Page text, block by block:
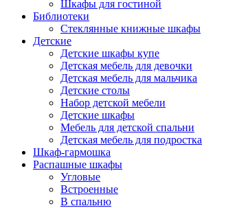
Шкафы для гостиной
Библиотеки
Стеклянные книжные шкафы
Детские
Детские шкафы купе
Детская мебель для девочки
Детская мебель для мальчика
Детские столы
Набор детской мебели
Детские шкафы
Мебель для детской спальни
Детская мебель для подростка
Шкаф-гармошка
Распашные шкафы
Угловые
Встроенные
В спальню